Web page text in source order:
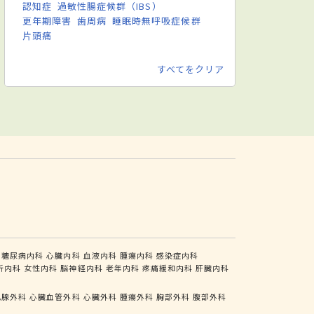
認知症 過敏性腸症候群（IBS）
更年期障害 歯周病 睡眠時無呼吸症候群
片頭痛
すべてをクリア
糖尿病内科 心臓内科 血液内科 腫瘍内科 感染症内科
内科 女性内科 脳神経内科 老年内科 疼痛緩和内科 肝臓内科
外科 心臓血管外科 心臓外科 腫瘍外科 胸部外科 腹部外科